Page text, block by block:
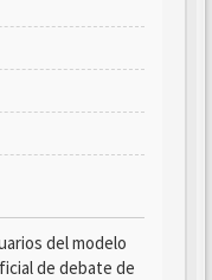
del modelo
de debate de